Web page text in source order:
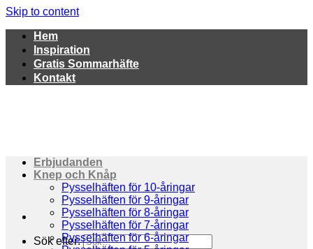
Skip to content
Hem
Inspiration
Gratis Sommarhäfte
Kontakt
Sök efter:
Erbjudanden
Knep och Knåp
Pysselhäften för 10-åringar
Pysselhäften för 9-åringar
Pysselhäften för 8-åringar
Pysselhäften för 7-åringar
Pysselhäften för 6-åringar